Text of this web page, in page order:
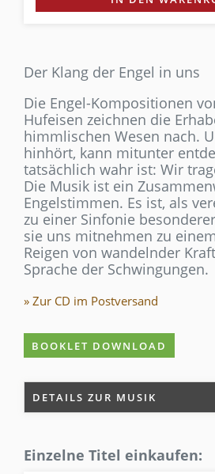
Der Klang der Engel in uns
Die Engel-Kompositionen
Hufeisen zeichnen die
himmlischen Wesen nach.
hinhört, kann mitunter
tatsächlich wahr ist: Wir
Die Musik ist ein
Engelstimmen. Es ist, als
zu einer Sinfonie
sie uns mitnehmen zu
Reigen von wandelnder
Sprache der Schwingungen.
» Zur CD im Postversand
BOOKLET DOWNLOAD
DETAILS ZUR MUSIK
Einzelne Titel einkaufen: